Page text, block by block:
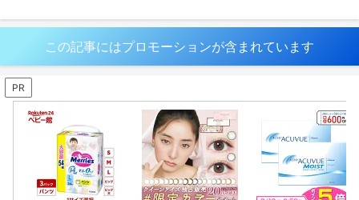
この記事にはプロモーションが含まれています
PR